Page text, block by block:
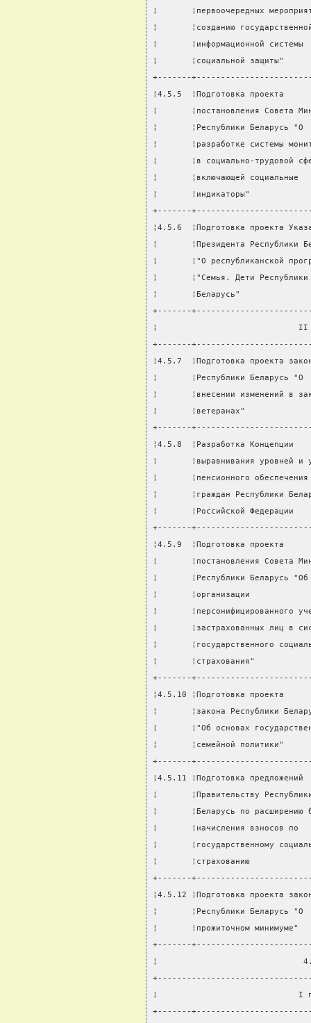
¦       ¦первоочередных
¦       ¦созданию
¦       ¦информационной
¦       ¦социальной
+-------
¦4.5.5  ¦Подготовка
¦       ¦постановления Совета
¦       ¦Республики
¦       ¦разработке
¦       ¦в социально-
¦       ¦включающей
¦       ¦индикаторы"
+-------
¦4.5.6  ¦Подготовка проекта
¦       ¦Президента
¦       ¦"О республиканской
¦       ¦"Семья. Дети
¦       ¦Беларусь"
+-------
¦                             II
+-------
¦4.5.7  ¦Подготовка проекта
¦       ¦Республики Беларусь
¦       ¦внесении
¦       ¦ветеранах"
+-------
¦4.5.8  ¦Разработка
¦       ¦выравнивания уровней
¦       ¦пенсионного
¦       ¦граждан
¦       ¦Российской
+-------
¦4.5.9  ¦Подготовка проекта
¦       ¦постановления Совета
¦       ¦Республики
¦       ¦организации
¦
¦       ¦застрахованных
¦       ¦государственного
¦       ¦страхования"
+-------
¦4.5.10 ¦Подготовка проекта
¦       ¦закона Республики
¦       ¦"Об основах
¦       ¦семейной
+-------
¦4.5.11 ¦Подготовка
¦       ¦Правительству
¦       ¦Беларусь по
¦       ¦начисления
¦       ¦государственному
¦       ¦страхованию
+-------
¦4.5.12 ¦Подготовка проекта
¦       ¦Республики Беларусь
¦       ¦прожиточном
+-------
¦
¦                             I
+-------